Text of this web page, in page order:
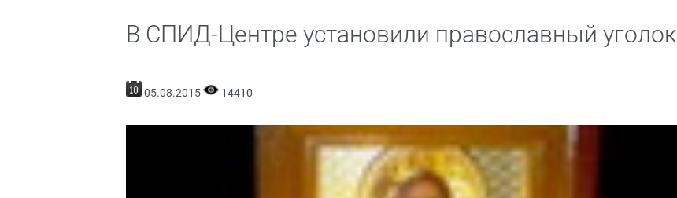
В СПИД-Центре установили православный уголок
05.08.2015 14410